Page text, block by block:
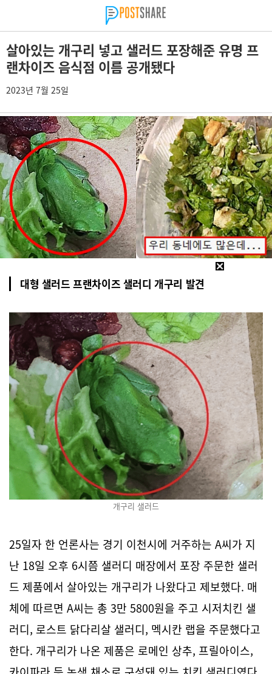
살아있는 개구리 넣고 샐러드 포장해준 유명 프
랜차이즈 음식점 이름 공개됐다
2023년 7월 25일
대형 샐러드 프랜차이즈 샐러디 개구리 발견
개구리 샐러드
25일자 한 언론사는 경기 이천시에 거주하는 A씨가 지
난 18일 오후 6시쯤 샐러디 매장에서 포장 주문한 샐러
드 제품에서 살아있는 개구리가 나왔다고 제보했다. 매
체에 따르면 A씨는 총 3만 5800원을 주고 시저치킨 샐
러디, 로스트 닭다리살 샐러디, 멕시칸 랩을 주문했다고
한다. 개구리가 나온 제품은 로메인 상추, 프릴아이스,